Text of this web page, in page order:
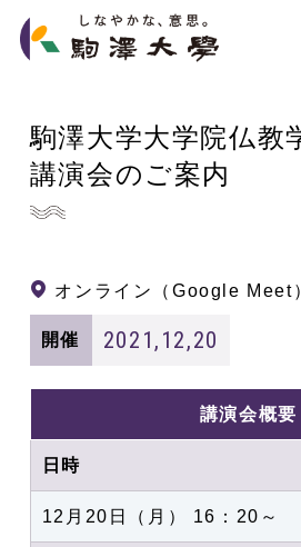
駒澤大学大学院仏教
講演会のご案内
オンライン（Google Meet
開催 2021,12,20
講演会概要
日時
12月20日（月） 16：20～